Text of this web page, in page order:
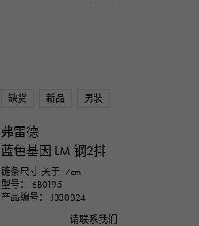
缺货 新品 男装
弗雷德
蓝色基因 LM 钢2排
链条尺寸:关于17cm
型号： 6B0195
产品编号： J330824
请联系我们